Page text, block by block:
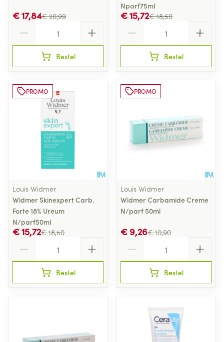
€ 20,99
€ 17,84
Bestel
Nparf75ml
€ 18,50
€ 15,72
Bestel
PROMO
Louis Widmer
Widmer Skinexpert Carb.
Forte 18% Ureum
N/parf50ml
€ 18,50
€ 15,72
Bestel
PROMO
Louis Widmer
Widmer Carbamide Creme
N/parf 50ml
€ 10,90
€ 9,26
Bestel